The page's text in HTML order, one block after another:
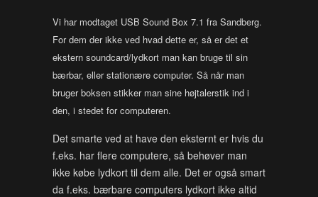
Vi har modtaget USB Sound Box 7.1 fra Sandberg.
For dem der ikke ved hvad dette er, så er det et
ekstern soundcard/lydkort man kan bruge til sin
bærbar, eller stationære computer. Så når man
bruger boksen stikker man sine højtalerstik ind i
den, i stedet for computeren.
Det smarte ved at have den eksternt er hvis du
f.eks. har flere computere, så behøver man
ikke købe lydkort til dem alle. Det er også smart
da f.eks. bærbare computers lydkort ikke altid